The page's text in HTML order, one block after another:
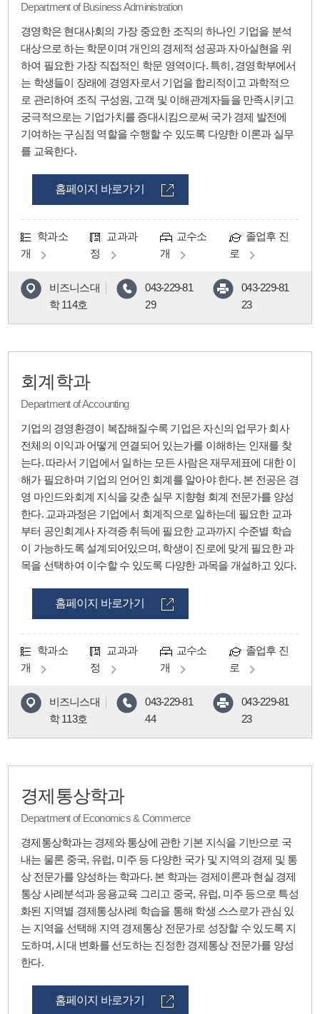
Department of Business Administration
경영학은 현대사회의 가장 중요한 조직의 하나인 기업을 분석
대상으로 하는 학문이며 개인의 경제적 성공과 자아실현을 위
하여 필요한 가장 직접적인 학문 영역이다. 특히, 경영학부에서
는 학생들이 장래에 경영자로서 기업을 합리적이고 과학적으
로 관리하여 조직 구성원, 고객 및 이해관계자들을 만족시키고
궁극적으로는 기업가치를 증대시킴으로써 국가 경제 발전에
기여하는 구심점 역할을 수행할 수 있도록 다양한 이론과 실무
를 교육한다.
홈페이지 바로가기
학과소
개
교과과
정
교수소
개
졸업후 진
로
비즈니스대
학 114호
043-229-81
29
043-229-81
23
회계학과
Department of Accounting
기업의 경영환경이 복잡해질수록 기업은 자신의 업무가 회사
전체의 이익과 어떻게 연결되어 있는가를 이해하는 인재를 찾
는다. 따라서 기업에서 일하는 모든 사람은 재무제표에 대한 이
해가 필요하며 기업의 언어인 회계를 알아야 한다. 본 전공은 경
영 마인드와회계 지식을 갖춘 실무 지향형 회계 전문가를 양성
한다. 교과과정은 기업에서 회계직으로 일하는데 필요한 교과
부터 공인회계사 자격증 취득에 필요한 교과까지 수준별 학습
이 가능하도록 설계되어있으며, 학생이 진로에 맞게 필요한 과
목을 선택하여 이수할 수 있도록 다양한 과목을 개설하고 있다.
홈페이지 바로가기
학과소
개
교과과
정
교수소
개
졸업후 진
로
비즈니스대
학 113호
043-229-81
44
043-229-81
23
경제통상학과
Department of Economics & Commerce
경제통상학과는 경제와 통상에 관한 기본 지식을 기반으로 국
내는 물론 중국, 유럽, 미주 등 다양한 국가 및 지역의 경제 및 통
상 전문가를 양성하는 학과다. 본 학과는 경제이론과 현실 경제
통상 사례분석과 응용교육 그리고 중국, 유럽, 미주 등으로 특성
화된 지역별 경제통상사례 학습을 통해 학생 스스로가 관심 있
는 지역을 선택해 지역 경제통상 전문가로 성장할 수 있도록 지
도하며, 시대 변화를 선도하는 진정한 경제통상 전문가를 양성
한다.
홈페이지 바로가기